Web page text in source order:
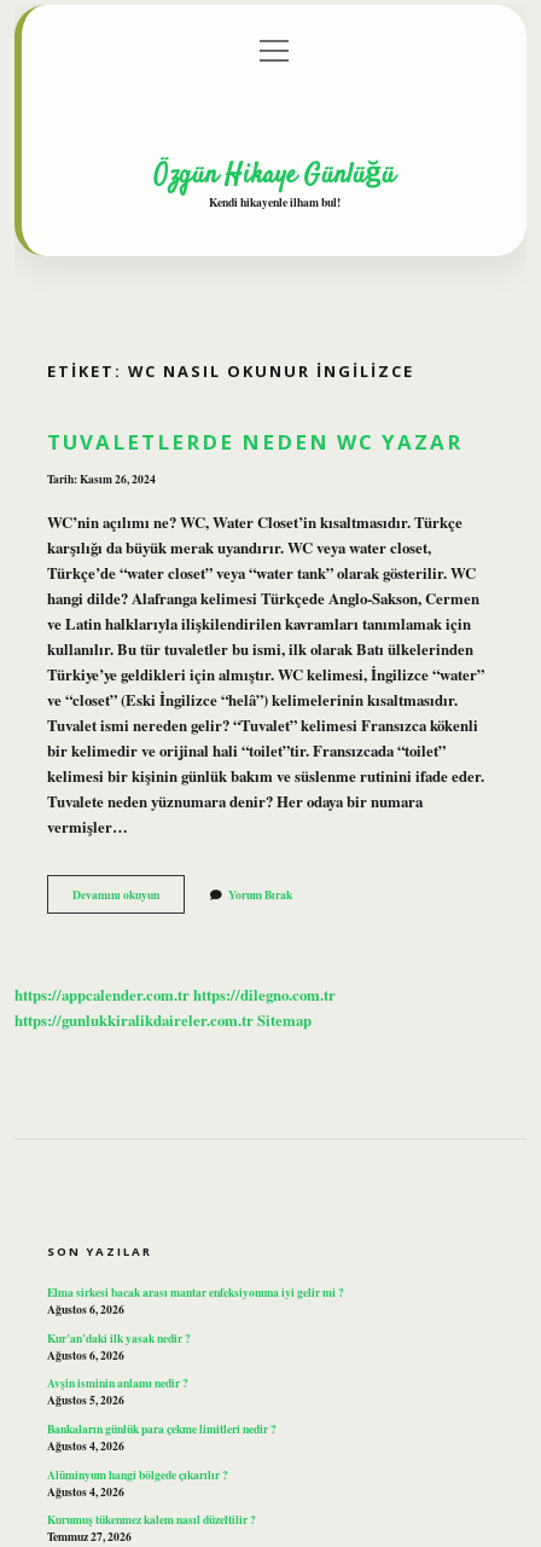
Gizlilik Politikası
menüyü
aç
Özgün Hikaye Günlüğü
Kendi hikayenle ilham bul!
ETIKET: WC NASIL OKUNUR INGILIZCE
TUVALETLERDE NEDEN WC YAZAR
Tarih: Kasım 26, 2024
WC’nin açılımı ne? WC, Water Closet’in kısaltmasıdır. Türkçe
karşılığı da büyük merak uyandırır. WC veya water closet,
Türkçe’de “water closet” veya “water tank” olarak gösterilir. WC
hangi dilde? Alafranga kelimesi Türkçede Anglo-Sakson, Cermen
ve Latin halklarıyla ilişkilendirilen kavramları tanımlamak için
kullanılır. Bu tür tuvaletler bu ismi, ilk olarak Batı ülkelerinden
Türkiye’ye geldikleri için almıştır. WC kelimesi, İngilizce “water”
ve “closet” (Eski İngilizce “helâ”) kelimelerinin kısaltmasıdır.
Tuvalet ismi nereden gelir? “Tuvalet” kelimesi Fransızca kökenli
bir kelimedir ve orijinal hali “toilet”tir. Fransızcada “toilet”
kelimesi bir kişinin günlük bakım ve süslenme rutinini ifade eder.
Tuvalete neden yüznumara denir? Her odaya bir numara
vermişler…
Devamını okuyunTuvaletlerde
Neden
Yorum Bırak
https://appcalender.com.trhttps://dilegno.com.tr
https://gunlukkiralikdaireler.com.trSitemap
SON YAZILAR
Elma sirkesi bacak arası mantar enfeksiyonuna iyi gelir mi ?
Ağustos 6, 2026
Kur’an’daki ilk yasak nedir ?
Ağustos 6, 2026
Avşin isminin anlamı nedir ?
Ağustos 5, 2026
Bankaların günlük para çekme limitleri nedir ?
Ağustos 4, 2026
Alüminyum hangi bölgede çıkarılır ?
Ağustos 4, 2026
Kurumuş tükenmez kalem nasıl düzeltilir ?
Temmuz 27, 2026